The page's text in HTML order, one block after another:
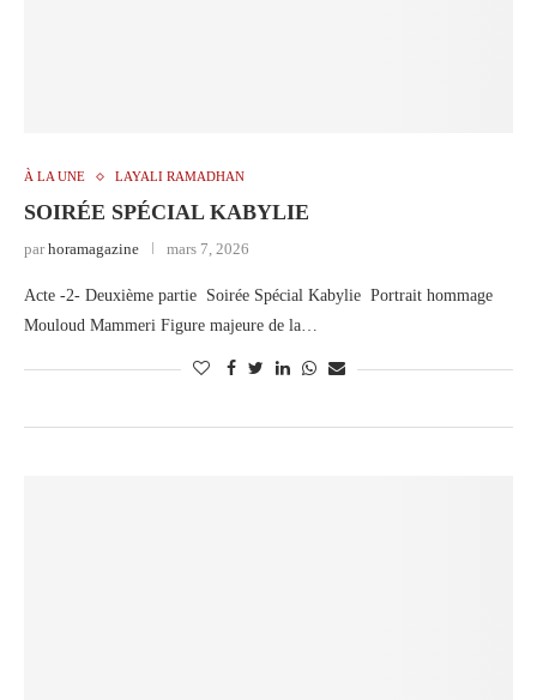
À LA UNE LAYALI RAMADHAN
SOIRÉE SPÉCIAL KABYLIE
parhoramagazine mars 7, 2026
Acte -2- Deuxième partie Soirée Spécial Kabylie Portrait hommage
Mouloud Mammeri Figure majeure de la…